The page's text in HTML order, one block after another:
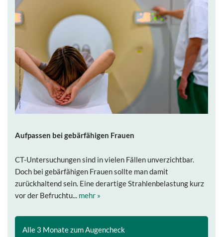
Aufpassen bei gebärfähigen Frauen
CT-Untersuchungen sind in vielen Fällen unverzichtbar.
Doch bei gebärfähigen Frauen sollte man damit
zurückhaltend sein. Eine derartige Strahlenbelastung kurz
vor der Befruchtu... mehr »
Alle 3 Monate zum Augencheck